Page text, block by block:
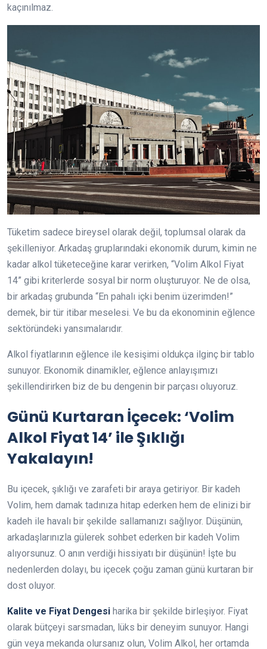
kaçınılmaz.
Tüketim sadece bireysel olarak değil, toplumsal olarak da
şekilleniyor. Arkadaş gruplarındaki ekonomik durum, kimin ne
kadar alkol tüketeceğine karar verirken, “Volim Alkol Fiyat
14” gibi kriterlerde sosyal bir norm oluşturuyor. Ne de olsa,
bir arkadaş grubunda “En pahalı içki benim üzerimden!”
demek, bir tür itibar meselesi. Ve bu da ekonominin eğlence
sektöründeki yansımalarıdır.
Alkol fiyatlarının eğlence ile kesişimi oldukça ilginç bir tablo
sunuyor. Ekonomik dinamikler, eğlence anlayışımızı
şekillendirirken biz de bu dengenin bir parçası oluyoruz.
Günü Kurtaran İçecek: ‘Volim
Alkol Fiyat 14’ ile Şıklığı
Yakalayın!
Bu içecek, şıklığı ve zarafeti bir araya getiriyor. Bir kadeh
Volim, hem damak tadınıza hitap ederken hem de elinizi bir
kadeh ile havalı bir şekilde sallamanızı sağlıyor. Düşünün,
arkadaşlarınızla gülerek sohbet ederken bir kadeh Volim
alıyorsunuz. O anın verdiği hissiyatı bir düşünün! İşte bu
nedenlerden dolayı, bu içecek çoğu zaman günü kurtaran bir
dost oluyor.
Kalite ve Fiyat Dengesi harika bir şekilde birleşiyor. Fiyat
olarak bütçeyi sarsmadan, lüks bir deneyim sunuyor. Hangi
gün veya mekanda olursanız olun, Volim Alkol, her ortamda